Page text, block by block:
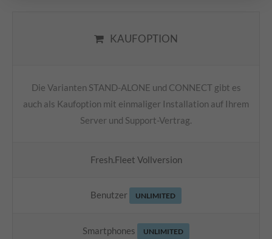
KAUFOPTION
Die Varianten STAND-ALONE und CONNECT gibt es
auch als Kaufoption mit einmaliger Installation auf Ihrem
Server und Support-Vertrag.
Fresh.Fleet Vollversion
Benutzer UNLIMITED
Smartphones UNLIMITED